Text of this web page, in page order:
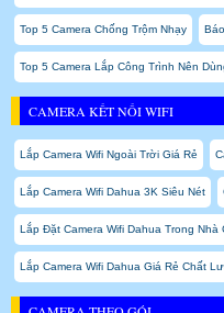
Top 5 Camera Chống Trộm Nhạy
Top 5 Camera Lắp Công Trình Nên
CAMERA KẾT NỐI WIFI
Lắp Camera Wifi Ngoài Trời Giá Rẻ
Lắp Camera Wifi Dahua 3K Siêu Nét
Lắp Đặt Camera Wifi Dahua Trong Nhà
Lắp Camera Wifi Dahua Giá Rẻ Chất